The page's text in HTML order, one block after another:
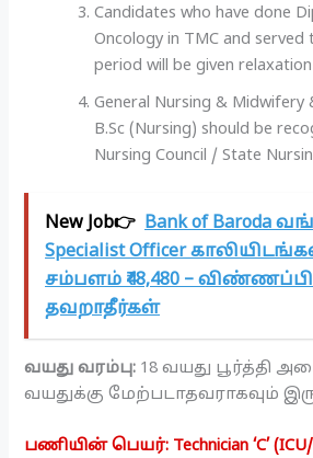
Candidates who have done
Oncology in TMC and served
period will be given
General Nursing & Midwifery
B.Sc (Nursing) should be
Nursing Council / State
New Job👉 Bank of Baroda
Specialist Officer
சம்பளம் ₹48,480 –
தவறாதீர்கள்
வயது வரம்பு: 18 வயது பூர்த்தி
வயதுக்கு மேற்படாதவராகவும்
பணியின் பெயர்: Technician ‘C’